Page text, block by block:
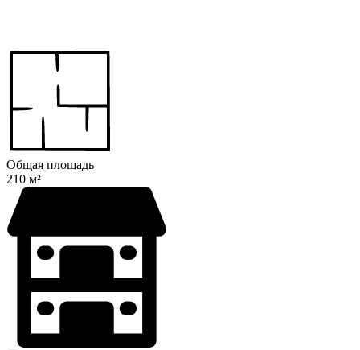
Общая площадь
210 м²